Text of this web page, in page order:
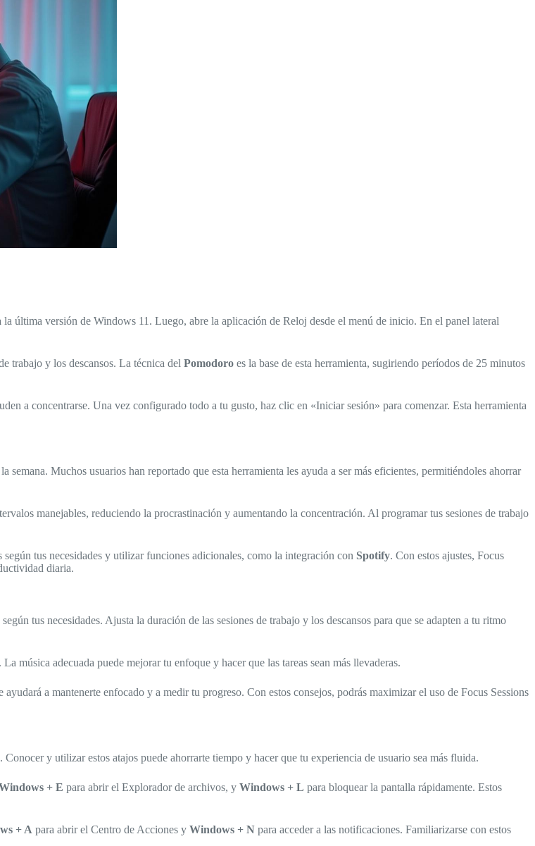
la última versión de Windows 11. Luego, abre la aplicación de Reloj desde el menú de inicio. En el panel lateral
trabajo y los descansos. La técnica del Pomodoro es la base de esta herramienta, sugiriendo períodos de 25 minutos
a concentrarse. Una vez configurado todo a tu gusto, haz clic en «Iniciar sesión» para comenzar. Esta herramienta
Muchos usuarios han reportado que esta herramienta les ayuda a ser más eficientes, permitiéndoles ahorrar
manejables, reduciendo la procrastinación y aumentando la concentración. Al programar tus sesiones de trabajo
tus necesidades y utilizar funciones adicionales, como la integración con Spotify. Con estos ajustes, Focus
diaria.
tus necesidades. Ajusta la duración de las sesiones de trabajo y los descansos para que se adapten a tu ritmo
música adecuada puede mejorar tu enfoque y hacer que las tareas sean más llevaderas.
a mantenerte enfocado y a medir tu progreso. Con estos consejos, podrás maximizar el uso de Focus Sessions
y utilizar estos atajos puede ahorrarte tiempo y hacer que tu experiencia de usuario sea más fluida.
+ E para abrir el Explorador de archivos, y Windows + L para bloquear la pantalla rápidamente. Estos
+ A para abrir el Centro de Acciones y Windows + N para acceder a las notificaciones. Familiarizarse con estos